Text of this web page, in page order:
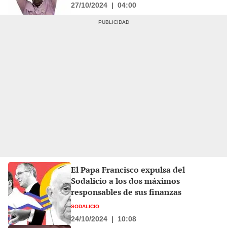
27/10/2024 | 04:00
El Papa Francisco expulsa del
Sodalicio a los dos máximos
responsables de sus finanzas
SODALICIO
24/10/2024 | 10:08